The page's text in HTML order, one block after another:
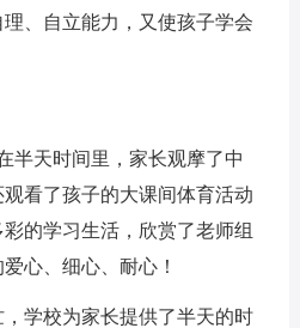
、自立能力，又使孩子学会
天时间里，家长观摩了中
看了孩子的大课间体育活动
的学习生活，欣赏了老师组
心、细心、耐心！
学校为家长提供了半天的时